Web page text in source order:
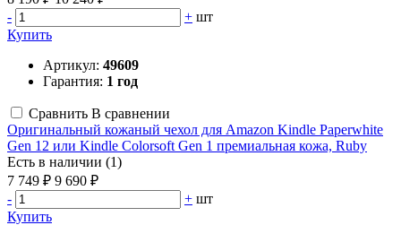
-
+ шт
Купить
Артикул: 49609
Гарантия: 1 год
Сравнить В сравнении
Оригинальный кожаный чехол для Amazon Kindle Paperwhite
Gen 12 или Kindle Colorsoft Gen 1 премиальная кожа, Ruby
Есть в наличии (1)
7 749 ₽ 9 690 ₽
-
+ шт
Купить